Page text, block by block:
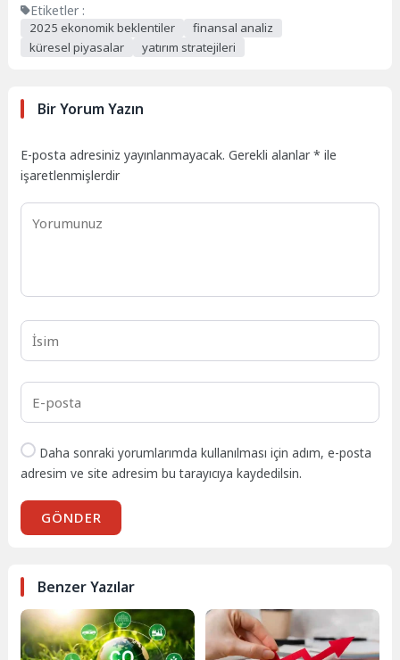
Etiketler :
2025 ekonomik beklentiler
finansal analiz
küresel piyasalar
yatırım stratejileri
Bir Yorum Yazın
E-posta adresiniz yayınlanmayacak. Gerekli alanlar* ile
işaretlenmişlerdir
Daha sonraki yorumlarımda kullanılması için adım, e-posta
adresim ve site adresim bu tarayıcıya kaydedilsin.
GÖNDER
Benzer Yazılar